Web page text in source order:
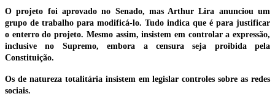
O projeto foi aprovado no Senado, mas Arthur Lira anunciou um
grupo de trabalho para modificá-lo. Tudo indica que é para justificar
o enterro do projeto. Mesmo assim, insistem em controlar a expressão,
inclusive no Supremo, embora a censura seja proibida pela
Constituição.
Os de natureza totalitária insistem em legislar controles sobre as redes
sociais.